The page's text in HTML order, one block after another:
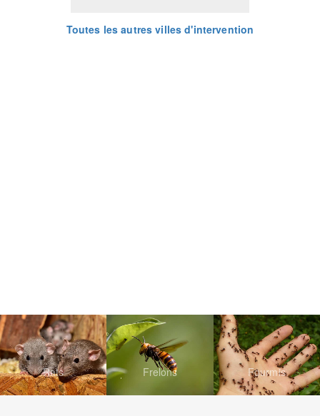
Toutes les autres villes d'intervention
Rats Frelons Fourmis